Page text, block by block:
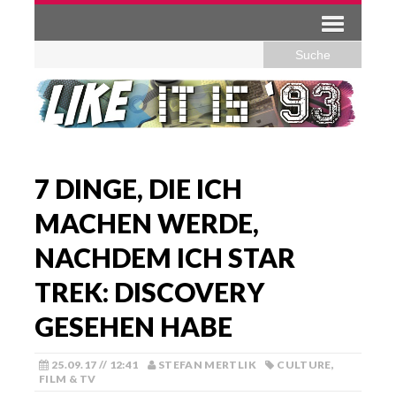
7 DINGE, DIE ICH
MACHEN WERDE,
NACHDEM ICH STAR
TREK: DISCOVERY
GESEHEN HABE
25.09.17 // 12:41 STEFAN MERTLIK CULTURE,
FILM & TV